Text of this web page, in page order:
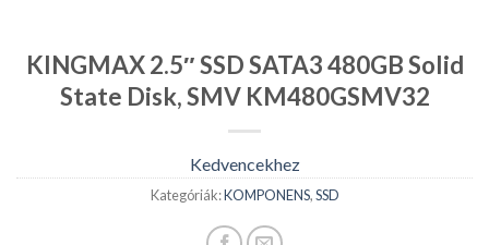
KINGMAX 2.5″ SSD SATA3 480GB Solid
State Disk, SMV KM480GSMV32
Kedvencekhez
Kategóriák:KOMPONENS,SSD